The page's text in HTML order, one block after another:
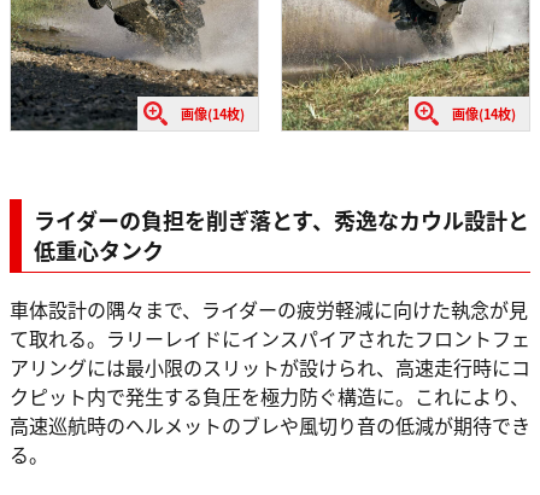
画像(14枚) 画像(14枚)
ライダーの負担を削ぎ落とす、秀逸なカウル設計と
低重心タンク
車体設計の隅々まで、ライダーの疲労軽減に向けた執念が見
て取れる。ラリーレイドにインスパイアされたフロントフェ
アリングには最小限のスリットが設けられ、高速走行時にコ
クピット内で発生する負圧を極力防ぐ構造に。これにより、
高速巡航時のヘルメットのブレや風切り音の低減が期待でき
る。